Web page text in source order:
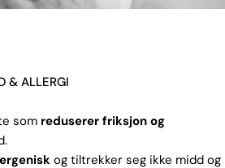
& ALLERGI
som reduserer friksjon og
og tiltrekker seg ikke midd og